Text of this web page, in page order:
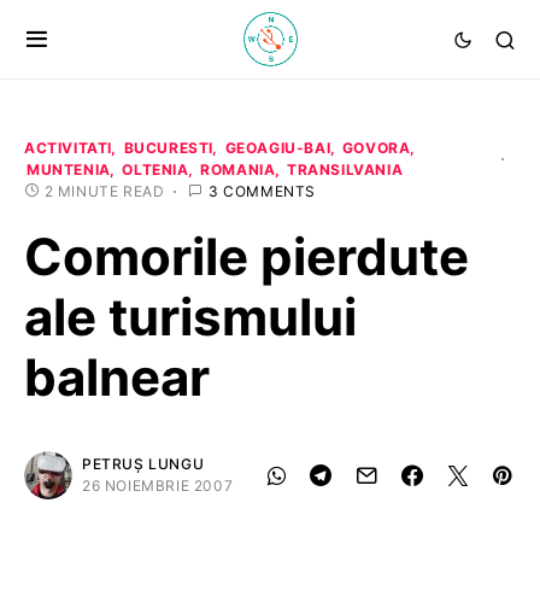
ACTIVITATI BUCURESTI GEOAGIU-BAI
GOVORA
MUNTENIA
OLTENIA ROMANIA
TRANSILVANIA
2 MINUTE READ
3 COMMENTS
Comorile pierdute
ale turismului
balnear
PETRUȘ LUNGU
26 NOIEMBRIE 2007